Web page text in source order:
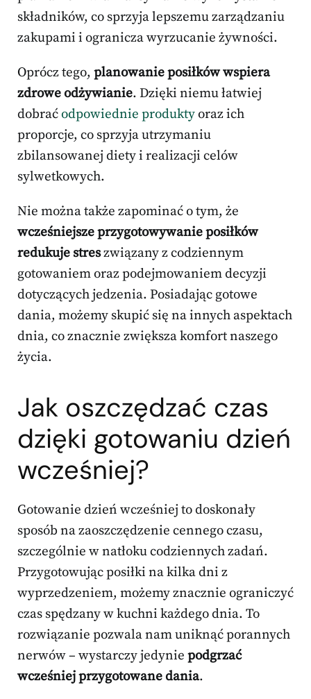
składników, co sprzyja lepszemu zarządzaniu
zakupami i ogranicza wyrzucanie żywności.
Oprócz tego, planowanie posiłków wspiera
zdrowe odżywianie. Dzięki niemu łatwiej
dobraćodpowiednie produktyoraz ich
proporcje, co sprzyja utrzymaniu
zbilansowanej diety i realizacji celów
sylwetkowych.
Nie można także zapominać o tym, że
wcześniejsze przygotowywanie posiłków
redukuje streszwiązany z codziennym
gotowaniem oraz podejmowaniem decyzji
dotyczących jedzenia. Posiadając gotowe
dania, możemy skupić się na innych aspektach
dnia, co znacznie zwiększa komfort naszego
życia.
Jak oszczędzać czas
dzięki gotowaniu dzień
wcześniej?
Gotowanie dzień wcześniej to doskonały
sposób na zaoszczędzenie cennego czasu,
szczególnie w natłoku codziennych zadań.
Przygotowując posiłki na kilka dni z
wyprzedzeniem, możemy znacznie ograniczyć
czas spędzany w kuchni każdego dnia. To
rozwiązanie pozwala nam uniknąć porannych
nerwów – wystarczy jedynie podgrzać
wcześniej przygotowane dania.